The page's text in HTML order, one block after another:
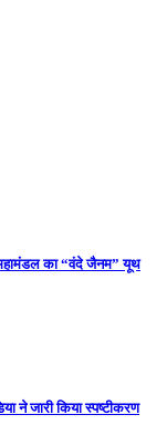
का “वंदे जैनम” यूथ
ने जारी किया स्पष्टीकरण